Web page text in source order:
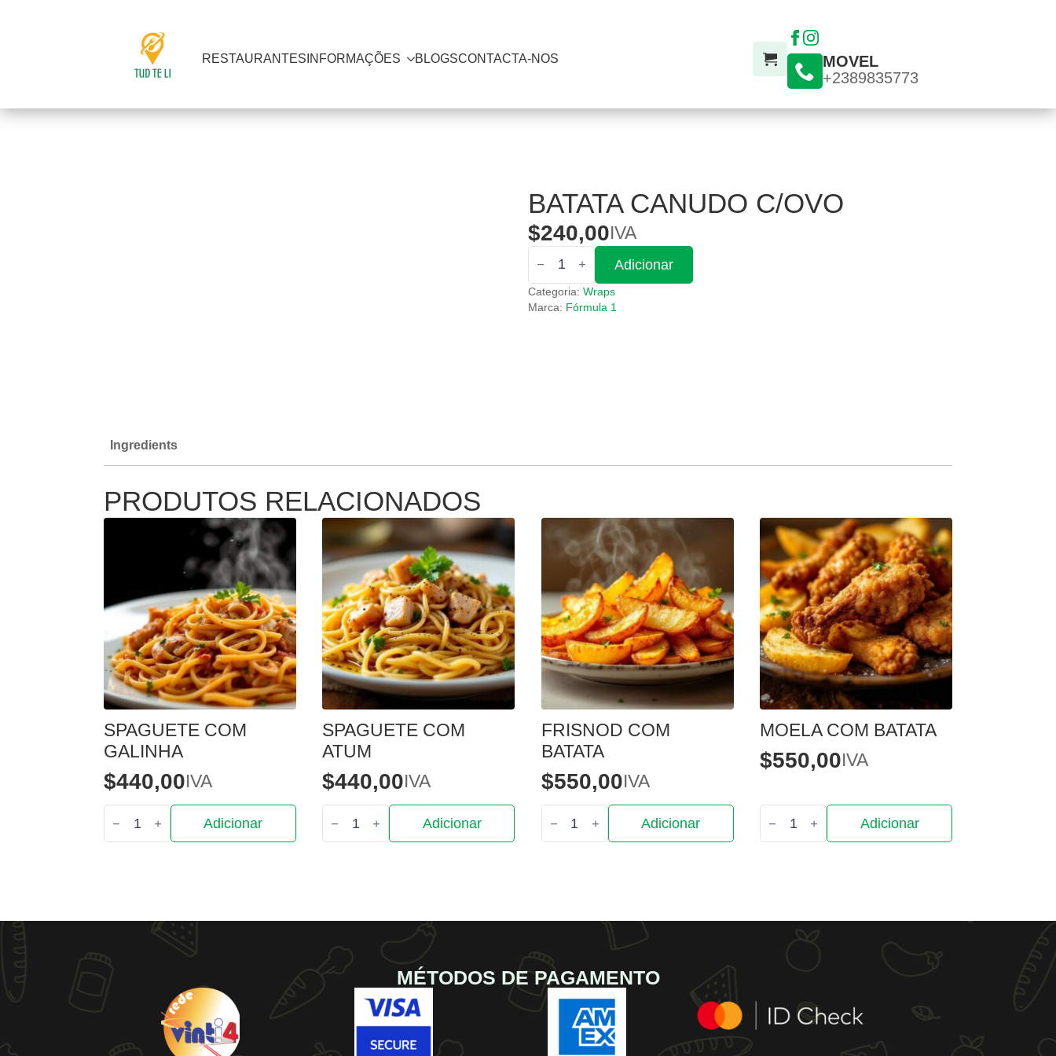
RESTAURANTES INFORMAÇÕES BLOGSCONTACTA-NOS
MOVEL
+2389835773
BATATA CANUDO C/OVO
$240,00IVA
Quantidade
de
Batata
Canudo
c/Ovo
Adicionar
Categoria: Wraps
Marca: Fórmula 1
Ingredients
PRODUTOS RELACIONADOS
SPAGUETE COM
GALINHA
$440,00 IVA
Quantidade
de
Spaguete
Adicionar
SPAGUETE COM
ATUM
$440,00 IVA
Quantidade
de
Spaguete
Adicionar
FRISNOD COM
BATATA
$550,00 IVA
Quantidade
de
Frisnod
Adicionar
MOELA COM BATATA
$550,00 IVA
Quantidade
de
Moela
Adicionar
MÉTODOS DE PAGAMENTO